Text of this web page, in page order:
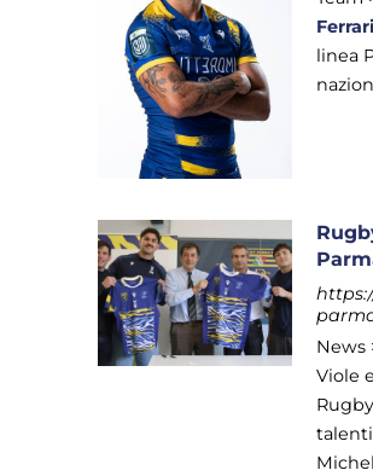
Ferrari
linea
News
Viole